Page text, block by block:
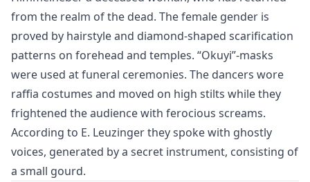
from the realm of the dead. The female gender is
proved by hairstyle and diamond-shaped scarification
patterns on forehead and temples. “Okuyi”-masks
were used at funeral ceremonies. The dancers wore
raffia costumes and moved on high stilts while they
frightened the audience with ferocious screams.
According to E. Leuzinger they spoke with ghostly
voices, generated by a secret instrument, consisting of
a small gourd.